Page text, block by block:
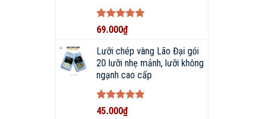
Được xếp
hạng55
sao
69.000₫
Lưỡi chép vàng Lão Đại gói
20 lưỡi nhẹ mảnh, lưỡi không
ngạnh cao cấp
Được xếp
45.000₫